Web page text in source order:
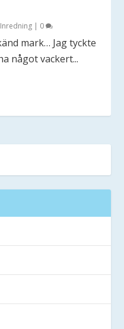
Inredning | 0
mark… Jag tyckte
något vackert...